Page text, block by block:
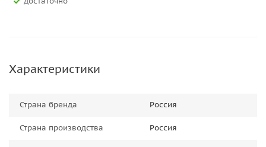
Характеристики
Страна бренда Россия
Страна производства Россия